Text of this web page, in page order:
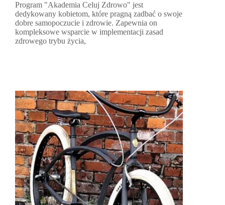
Program "Akademia Celuj Zdrowo" jest
dedykowany kobietom, które pragną zadbać o swoje
dobre samopoczucie i zdrowie. Zapewnia on
kompleksowe wsparcie w implementacji zasad
zdrowego trybu życia,